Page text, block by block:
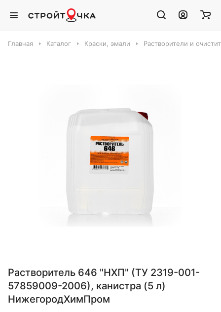
Главная Каталог Краски, эмали Растворители и
Растворитель 646 "НХП" (ТУ 2319-001-
57859009-2006), канистра (5 л)
НижегородХимПром